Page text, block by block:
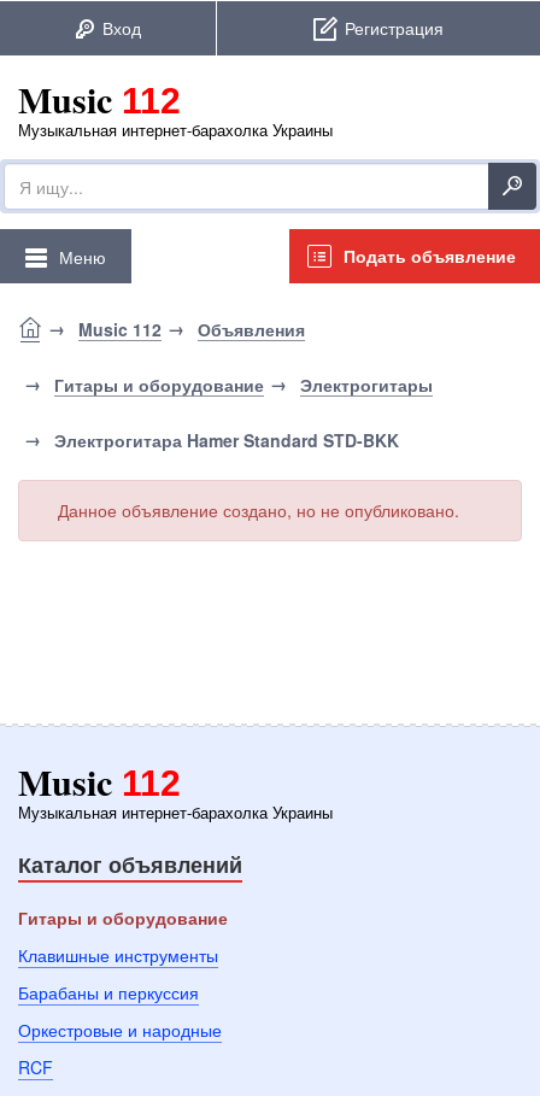
Music 112
Музыкальная интернет-барахолка Украины
Подать объявление
Меню
Music 112 Объявления
Гитары и оборудование Электрогитары
Электрогитара Hamer Standard STD-BKK
Данное объявление создано, но не опубликовано.
Music 112
Музыкальная интернет-барахолка Украины
Каталог объявлений
Гитары и оборудование
Клавишные инструменты
Барабаны и перкуссия
Оркестровые и народные
RCF